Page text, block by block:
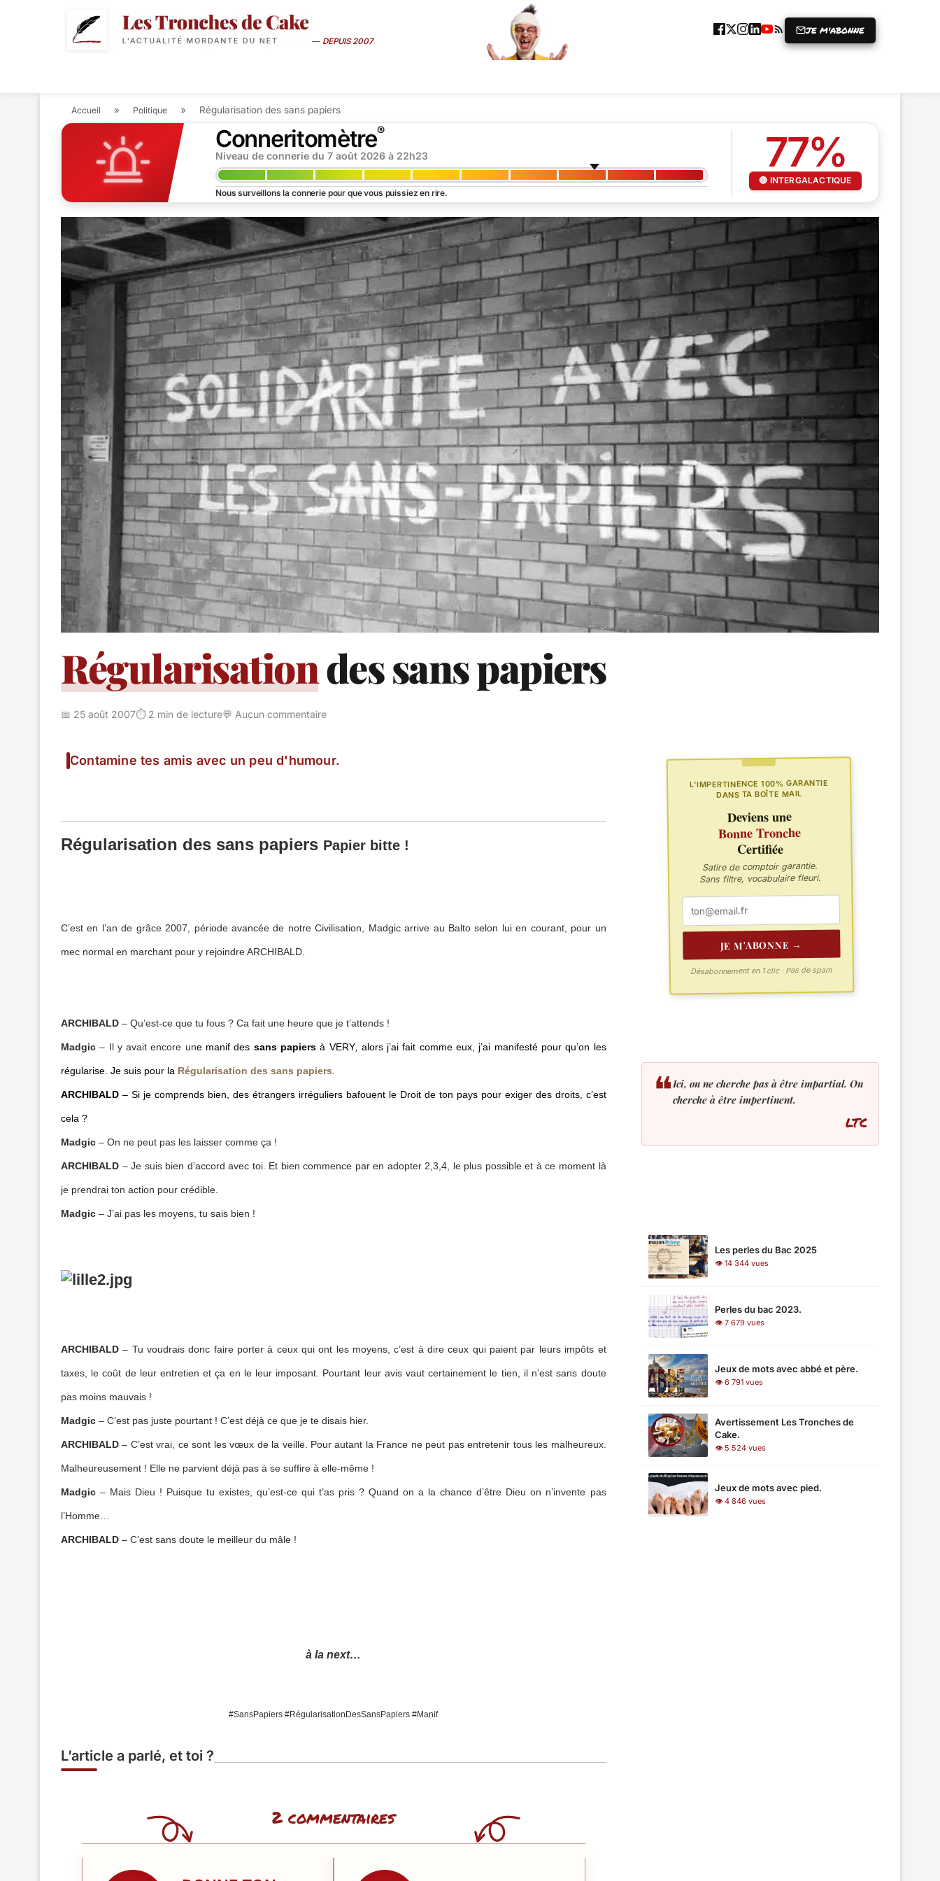
— DEPUIS 2007
JE M'ABONNE
Accueil » Politique » Régularisation des sans papiers
Conneritomètre®
Niveau de connerie du 7 août 2026 à 22h23
Nous surveillons la connerie pour que vous puissiez en rire.
59%
DANGER IMMINENT
Régularisationdes sans papiers
📅 25 août 2007⏱️ 2 min de lecture💬 Aucun commentaire
Contamine tes amis avec un peu d'humour.
Régularisation des sans papiers Papier bitte !
C’est en l’an de grâce 2007, période avancée de notre Civilisation, Madgic arrive au Balto selon lui en courant, pour un
mec normal en marchant pour y rejoindre ARCHIBALD.
ARCHIBALD – Qu’est-ce que tu fous ? Ca fait une heure que je t’attends !
Madgic – Il y avait encore une manif des sans papiersà VERY, alors j’ai fait comme eux, j’ai manifesté pour qu’on les
régularise. Je suis pour la Régularisation des sans papiers.
ARCHIBALD – Si je comprends bien, des étrangers irréguliers bafouent le Droit de ton pays pour exiger des droits, c’est
cela ?
Madgic – On ne peut pas les laisser comme ça !
ARCHIBALD – Je suis bien d’accord avec toi. Et bien commence par en adopter 2,3,4, le plus possible et à ce moment là
je prendrai ton action pour crédible.
Madgic – J’ai pas les moyens, tu sais bien !
ARCHIBALD – Tu voudrais donc faire porter à ceux qui ont les moyens, c’est à dire ceux qui paient par leurs impôts et
taxes, le coût de leur entretien et ça en le leur imposant. Pourtant leur avis vaut certainement le tien, il n’est sans doute
pas moins mauvais !
Madgic – C’est pas juste pourtant ! C’est déjà ce que je te disais hier.
ARCHIBALD – C’est vrai, ce sont les vœux de la veille. Pour autant la France ne peut pas entretenir tous les malheureux.
Malheureusement ! Elle ne parvient déjà pas à se suffire à elle-même !
Madgic – Mais Dieu ! Puisque tu existes, qu’est-ce qui t’as pris ? Quand on a la chance d’être Dieu on n’invente pas
l’Homme…
ARCHIBALD – C’est sans doute le meilleur du mâle !
à la next…
#SansPapiers #RégularisationDesSansPapiers #Manif
L’article a parlé, et toi ?
2 commentaires
L'IMPERTINENCE 100% GARANTIE
DANS TA BOÎTE MAIL
Deviens une
Bonne Tronche
Certifiée
Satire de comptoir garantie.
Sans filtre, vocabulaire fleuri.
JE M'ABONNE →
Désabonnement en 1 clic · Pas de spam
❝Ici, on ne cherche pas à être impartial. On
cherche à être impertinent.
LTC
Les perles du Bac 2025
👁 14 344 vues
Perles du bac 2023.
👁 7 679 vues
Jeux de mots avec abbé et père.
👁 6 791 vues
Avertissement Les Tronches de
Cake.
👁 5 524 vues
Jeux de mots avec pied.
👁 4 846 vues